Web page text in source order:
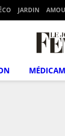
JARDIN